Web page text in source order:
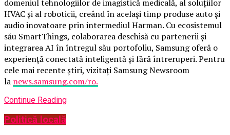
domeniul tehnologiilor de imagistică medicală, al soluțiilor
HVAC și al roboticii, creând în același timp produse auto și
audio inovatoare prin intermediul Harman. Cu ecosistemul
său SmartThings, colaborarea deschisă cu partenerii și
integrarea AI în întregul său portofoliu, Samsung oferă o
experiență conectată inteligentă și fără întreruperi. Pentru
cele mai recente știri, vizitați Samsung Newsroom
la news.samsung.com/ro.
Continue Reading
Politică locală